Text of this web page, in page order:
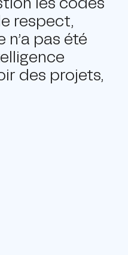
les codes
respect,
n’a pas été
des projets,